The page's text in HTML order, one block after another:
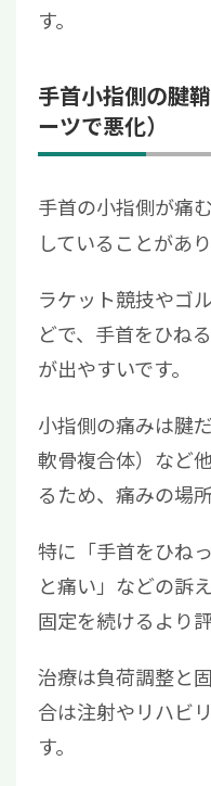
す。
手首小指側の腱
ーツで悪化）
手首の小指側が痛む
していることがあり
ラケット競技やゴ
どで、手首をひね
が出やすいです。
小指側の痛みは腱
軟骨複合体）など
るため、痛みの場
特に「手首をひね
と痛い」などの訴
固定を続けるより
治療は負荷調整と
合は注射やリハビ
す。